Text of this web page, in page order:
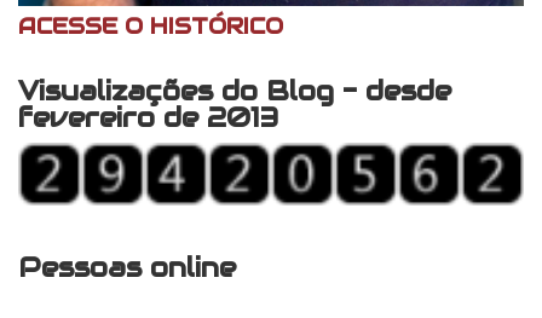
ACESSE O HISTÓRICO
Visualizações do Blog - desde
fevereiro de 2013
Pessoas online